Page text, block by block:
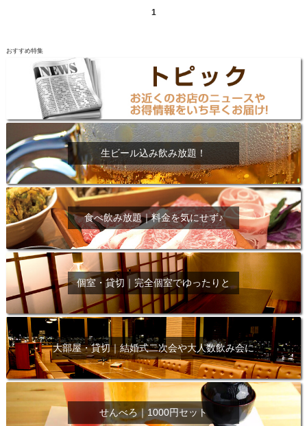
1
おすすめ特集
生ビール込み飲み放題！
食べ飲み放題｜料金を気にせず♪
個室・貸切｜完全個室でゆったりと
大部屋・貸切｜結婚式二次会や大人数飲み会に
せんべろ｜1000円セット